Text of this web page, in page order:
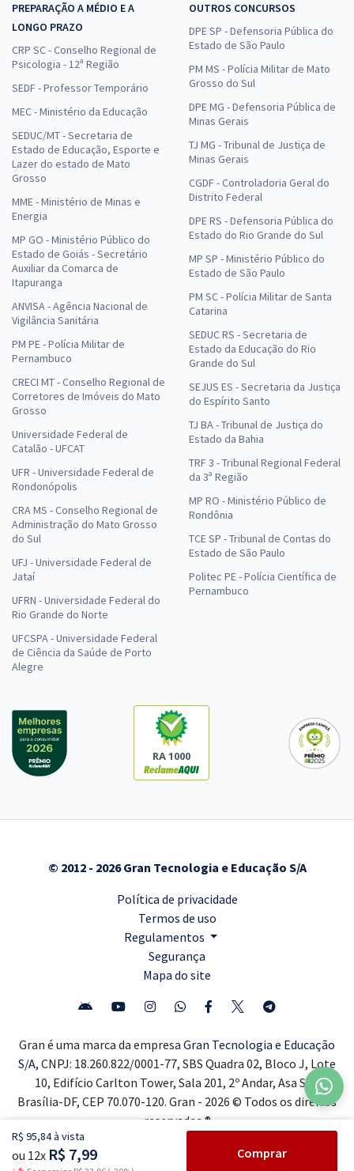
R$ 95,84 à vista
ou 12x R$ 7,99 Comprar
PREPARAÇÃO A MÉDIO E A
LONGO PRAZO
CRP SC - Conselho Regional de
Psicologia - 12ª Região
SEDF - Professor Temporário
MEC - Ministério da Educação
SEDUC/MT - Secretaria de
Estado de Educação, Esporte e
Lazer do estado de Mato
Grosso
MME - Ministério de Minas e
Energia
MP GO - Ministério Público do
Estado de Goiás - Secretário
Auxiliar da Comarca de
Itapuranga
ANVISA - Agência Nacional de
Vigilância Sanitária
PM PE - Polícia Militar de
Pernambuco
CRECI MT - Conselho Regional de
Corretores de Imóveis do Mato
Grosso
Universidade Federal de
Catalão - UFCAT
UFR - Universidade Federal de
Rondonópolis
CRA MS - Conselho Regional de
Administração do Mato Grosso
do Sul
UFJ - Universidade Federal de
Jataí
UFRN - Universidade Federal do
Rio Grande do Norte
UFCSPA - Universidade Federal
de Ciência da Saúde de Porto
Alegre
OUTROS CONCURSOS
DPE SP - Defensoria Pública do
Estado de São Paulo
PM MS - Polícia Militar de Mato
Grosso do Sul
DPE MG - Defensoria Pública de
Minas Gerais
TJ MG - Tribunal de Justiça de
Minas Gerais
CGDF - Controladoria Geral do
Distrito Federal
DPE RS - Defensoria Pública do
Estado do Rio Grande do Sul
MP SP - Ministério Público do
Estado de São Paulo
PM SC - Polícia Militar de Santa
Catarina
SEDUC RS - Secretaria de
Estado da Educação do Rio
Grande do Sul
SEJUS ES - Secretaria da Justiça
do Espírito Santo
TJ BA - Tribunal de Justiça do
Estado da Bahia
TRF 3 - Tribunal Regional Federal
da 3ª Região
MP RO - Ministério Público de
Rondônia
TCE SP - Tribunal de Contas do
Estado de São Paulo
Politec PE - Polícia Científica de
Pernambuco
RA 1000
© 2012 - 2026 Gran Tecnologia e Educação S/A
Política de privacidade
Termos de uso
Regulamentos
Segurança
Mapa do site
Gran é uma marca da empresa Gran Tecnologia e Educação
S/A, CNPJ: 18.260.822/0001-77, SBS Quadra 02, Bloco J, Lote
10, Edifício Carlton Tower, Sala 201, 2º Andar, Asa Sul,
Brasília-DF, CEP 70.070-120. Gran - 2026 © Todos os direitos
reservados ®